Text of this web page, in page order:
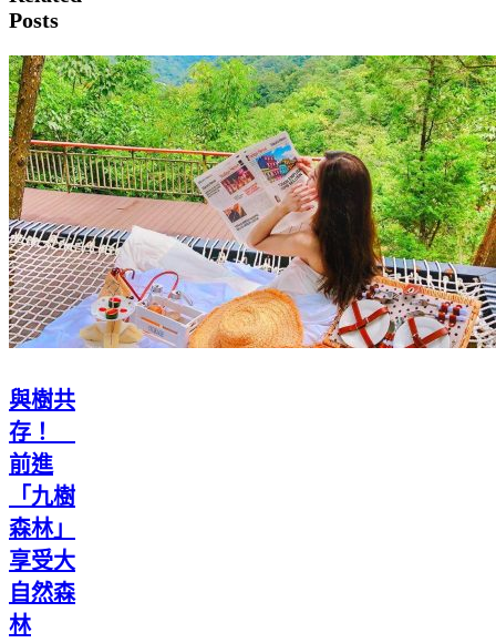
Posts
與樹共
存！
前進
「九樹
森林」
享受大
自然森
林